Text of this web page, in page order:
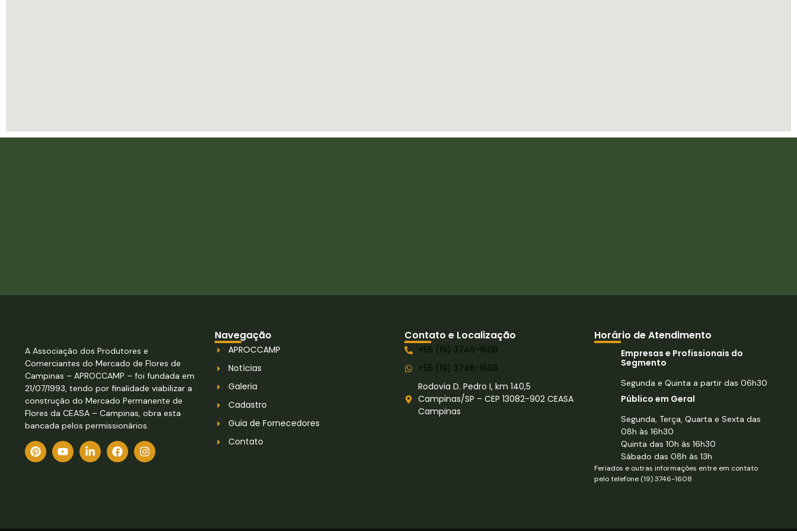
A Associação dos Produtores e
Comerciantes do Mercado de Flores de
Campinas – APROCCAMP – foi fundada em
21/07/1993, tendo por finalidade viabilizar a
construção do Mercado Permanente de
Flores da CEASA – Campinas, obra esta
bancada pelos permissionários.
Navegação
APROCCAMP
Notícias
Galeria
Cadastro
Guia de Fornecedores
Contato
Contato e Localização
+55 (19) 3746-1608
+55 (19) 3746-1608
Rodovia D. Pedro I, km 140,5
Campinas/SP – CEP 13082-902 CEASA
Campinas
Horário de Atendimento
Empresas e Profissionais do
Segmento
Segunda e Quinta a partir das 06h30
Público em Geral
Segunda, Terça, Quarta e Sexta das
08h às 16h30
Quinta das 10h às 16h30
Sábado das 08h às 13h
Feriados e outras informações entre em contato
pelo telefone (19) 3746-1608